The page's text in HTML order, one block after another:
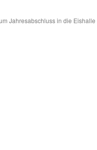
Jahresabschluss in die Eishalle